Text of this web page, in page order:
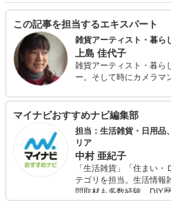
この記事を担当するエキスパート
雑貨アーティスト・暮ら
上島 佳代子
雑貨アーティスト・暮ら
ー。そして時にカメラマ
ズに応えるクリエイター
ワークに、リネンの歴史
詣を深める。NHK『美の
アーティストとして企業
諭のための雑誌にも携わ
めの雑貨教室、リネンの
楽しむ活動も行ってい
ーイングなど様々な素材
プを通して発表するなど
マイナビおすすめナビ編集部
担当：生活雑貨・日用品
リア
中村 亜紀子
「生活雑貨」「住まい
テゴリを担当。生活情報
問取材も多数経験。DIY
りや壁紙チェンジなども